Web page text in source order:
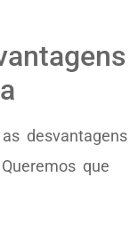
desvantagens
que